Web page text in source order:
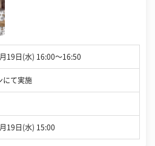
19日(水) 16:00〜16:50
にて実施
19日(水) 15:00